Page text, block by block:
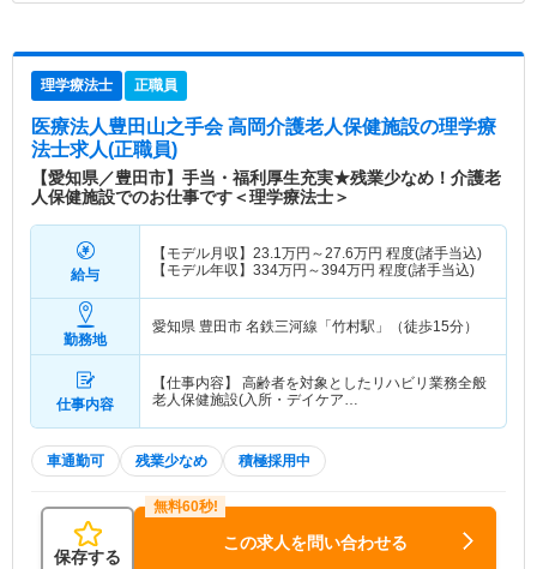
理学療法士 正職員
医療法人豊田山之手会 高岡介護老人保健施設の理学療
法士求人(正職員)
【愛知県／豊田市】手当・福利厚生充実★残業少なめ！介護老
人保健施設でのお仕事です＜理学療法士＞
給与
【モデル月収】 23.1万円～27.6万円 程度(諸手当込)
【モデル年収】 334万円～394万円 程度(諸手当込)
勤務地
愛知県 豊田市 名鉄三河線「竹村駅」（徒歩15分）
仕事内容
【仕事内容】 高齢者を対象としたリハビリ業務全般
老人保健施設(入所・デイケア…
車通勤可 残業少なめ 積極採用中
保存する
この求人を問い合わせる